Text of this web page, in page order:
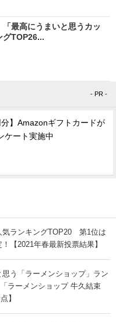
「最高にうまいと思うカッ
グTOP26...
- PR -
分】Amazonギフトカードが
ケート実施中
気ランキングTOP20 第1位は
【2021年春最新投票結果】
う「ラーメンショップ」ラン
ラーメンショップ 牛久結束
】